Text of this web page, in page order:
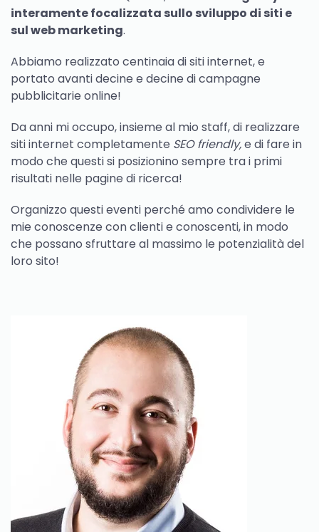
interamente focalizzata sullo sviluppo di siti e
sul web marketing.
Abbiamo realizzato centinaia di siti internet, e
portato avanti decine e decine di campagne
pubblicitarie online!
Da anni mi occupo, insieme al mio staff, di realizzare
siti internet completamente SEO friendly,e di fare in
modo che questi si posizionino sempre tra i primi
risultati nelle pagine di ricerca!
Organizzo questi eventi perché amo condividere le
mie conoscenze con clienti e conoscenti, in modo
che possano sfruttare al massimo le potenzialità del
loro sito!